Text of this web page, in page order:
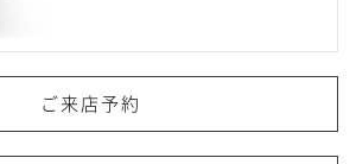
ご来店予約